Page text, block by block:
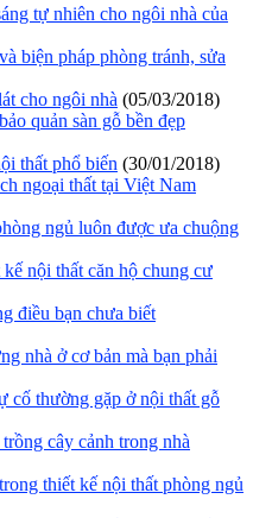
tự nhiên cho ngôi nhà của
biện pháp phòng tránh, sửa
cho ngôi nhà (05/03/2018)
quản sàn gỗ bền đẹp
thất phổ biến (30/01/2018)
ngoại thất tại Việt Nam
ngủ luôn được ưa chuộng
nội thất căn hộ chung cư
điều bạn chưa biết
nhà ở cơ bản mà bạn phải
cố thường gặp ở nội thất gỗ
cây cảnh trong nhà
thiết kế nội thất phòng ngủ